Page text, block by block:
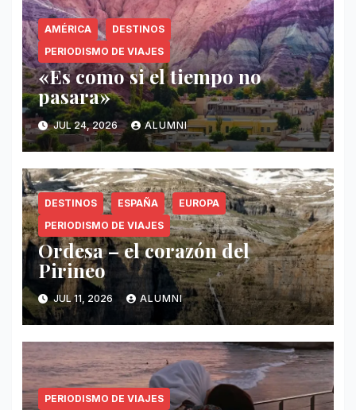
AMÉRICA
DESTINOS
PERIODISMO DE VIAJES
«Es como si el tiempo no
pasara»
JUL 24, 2026 ALUMNI
DESTINOS ESPAÑA
EUROPA
PERIODISMO DE VIAJES
Ordesa – el corazón del
Pirineo
JUL 11, 2026 ALUMNI
PERIODISMO DE VIAJES